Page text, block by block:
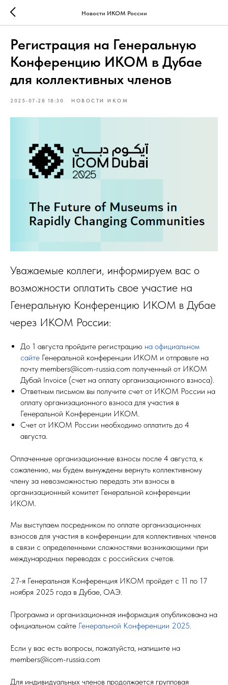
Новости ИКОМ России
Регистрация на Генеральную
Конференцию ИКОМ в Дубае
для коллективных членов
2025-07-28 18:30 НОВОСТИ ИКОМ
Уважаемые коллеги, информируем вас о
возможности оплатить свое участие на
Генеральную Конференцию ИКОМ в Дубае
через ИКОМ России:
До 1 августа пройдите регистрацию на официальном
сайте Генеральной конференции ИКОМ и отправьте на
почту members@icom-russia.com полученный от ИКОМ
Дубай Invoice (счет на оплату организационного взноса).
Ответным письмом вы получите счет от ИКОМ России на
оплату организационного взноса для участия в
Генеральной Конференции ИКОМ.
Счет от ИКОМ России необходимо оплатить до 4
августа.
Оплаченные организационные взносы после 4 августа, к
сожалению, мы будем вынуждены вернуть коллективному
члену за невозможностью передать эти взносы в
организационный комитет Генеральной конференции
ИКОМ.
Мы выступаем посредником по оплате организационных
взносов для участия в конференции для коллективных членов
в связи с определенными сложностями возникающими при
международных переводах с российских счетов.
27-я Генеральная Конференция ИКОМ пройдет с 11 по 17
ноября 2025 года в Дубае, ОАЭ.
Программа и организационная информация опубликована на
официальном сайте Генеральной Конференции 2025.
Если у вас есть вопросы, пожалуйста, напишите на
members@icom-russia.com
Для индивидуальных членов продолжается групповая